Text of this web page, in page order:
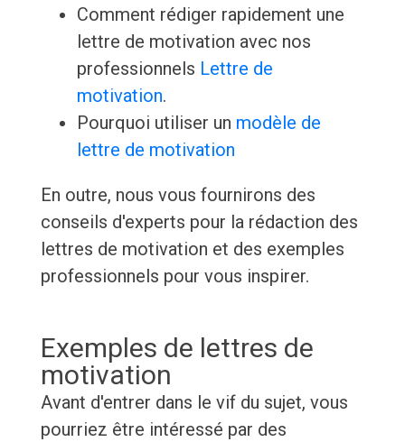
Comment rédiger rapidement une
lettre de motivation avec nos
professionnels Lettre de
motivation.
Pourquoi utiliser un modèle de
lettre de motivation
En outre, nous vous fournirons des
conseils d'experts pour la rédaction des
lettres de motivation et des exemples
professionnels pour vous inspirer.
Exemples de lettres de
motivation
Avant d'entrer dans le vif du sujet, vous
pourriez être intéressé par des